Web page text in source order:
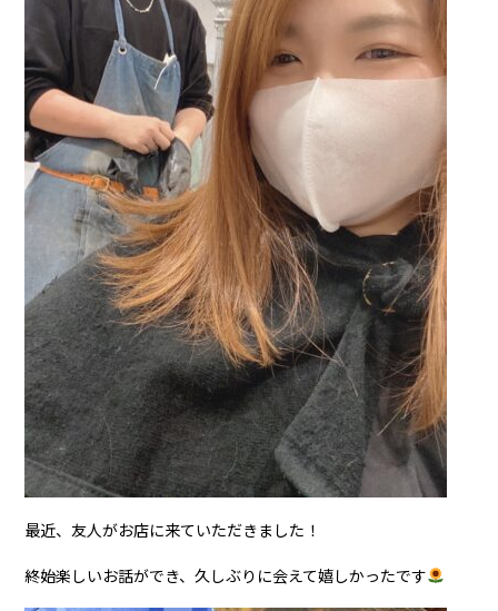
最近、友人がお店に来ていただきました！
終始楽しいお話ができ、久しぶりに会えて嬉しかったです